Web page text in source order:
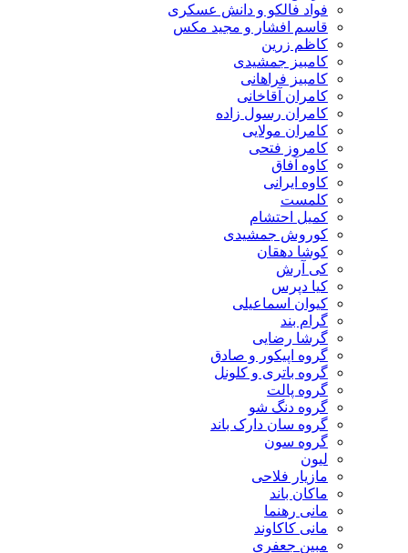
فواد فالکو و دانش عسکری
قاسم افشار و مجید مکس
کاظم زرین
کامبیز جمشیدی
کامبیز فراهانی
کامران آقاخانی
کامران رسول زاده
کامران مولایی
کامروز فتحی
کاوه آفاق
کاوه ایرانی
کلمست
کمیل احتشام
کوروش جمشیدی
کوشا دهقان
کی آرش
کیا دپرس
کیوان اسماعیلی
گرام بند
گرشا رضایی
گروه اپیکور و صادق
گروه باتری و کلونل
گروه پالت
گروه دنگ شو
گروه سان دارک باند
گروه سون
مازیار فلاحی
ماکان باند
مانی رهنما
مانی کاکاوند
مبین جعفری